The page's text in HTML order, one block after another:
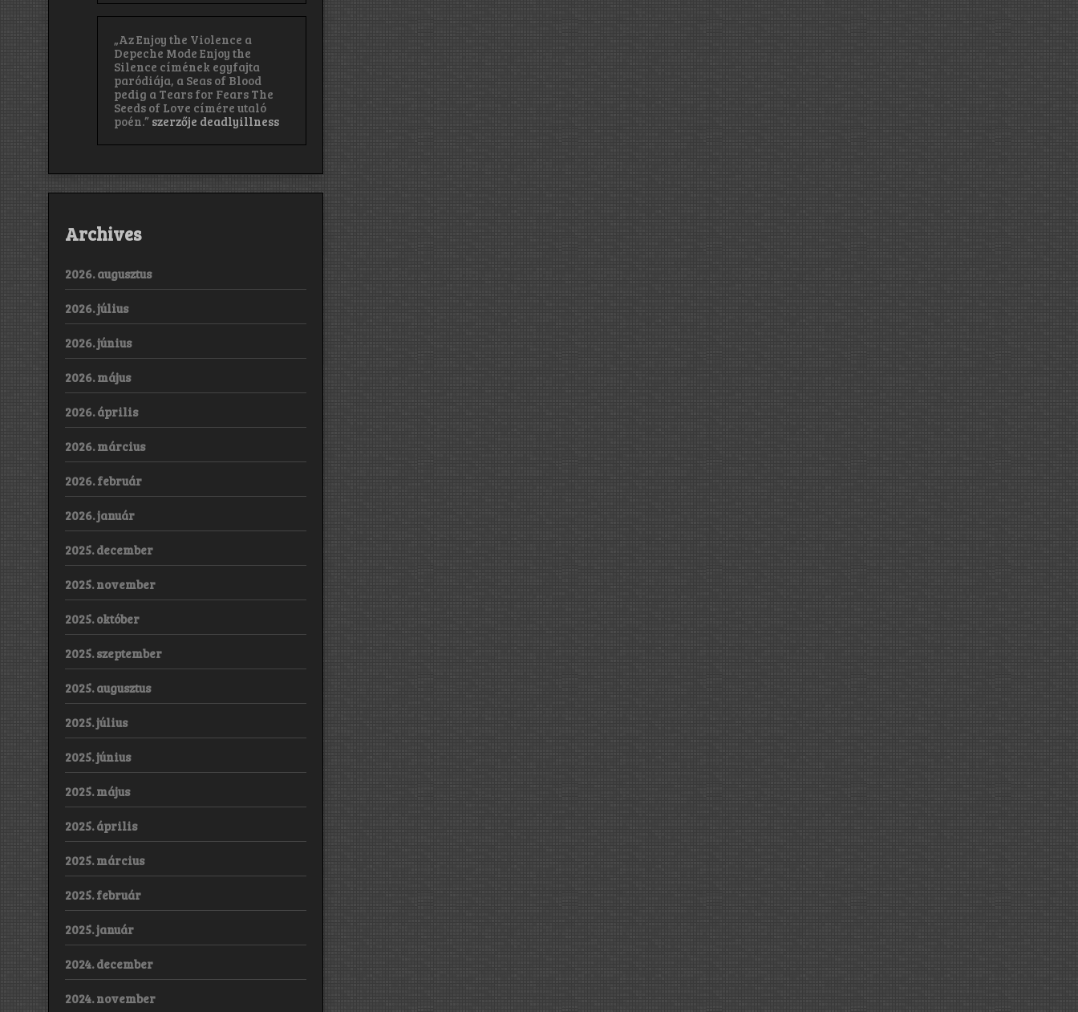
„Az Enjoy the Violence a
Depeche Mode Enjoy the
Silence címének egyfajta
paródiája, a Seas of Blood
pedig a Tears for Fears The
Seeds of Love címére utaló
poén.” szerzője deadlyillness
Archives
2026. augusztus
2026. július
2026. június
2026. május
2026. április
2026. március
2026. február
2026. január
2025. december
2025. november
2025. október
2025. szeptember
2025. augusztus
2025. július
2025. június
2025. május
2025. április
2025. március
2025. február
2025. január
2024. december
2024. november